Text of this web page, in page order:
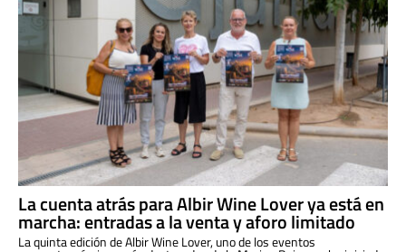
La cuenta atrás para Albir Wine Lover ya está en
marcha: entradas a la venta y aforo limitado
La quinta edición de Albir Wine Lover, uno de los eventos